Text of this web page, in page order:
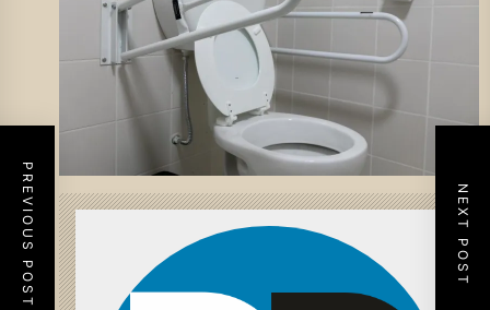
PREVIOUS POST NEXT POST